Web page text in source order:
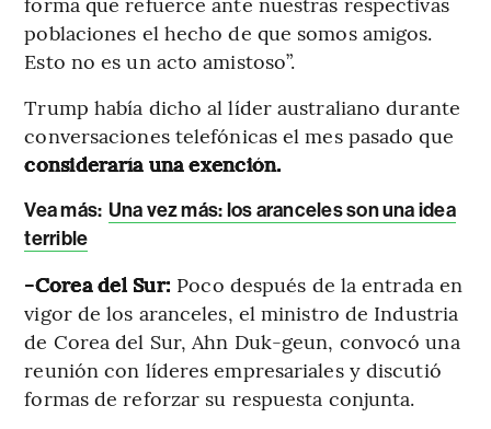
poblaciones el hecho de que somos amigos.
Esto no es un acto amistoso”.
Trump había dicho al líder australiano durante
conversaciones telefónicas el mes pasado que
consideraría una exención.
Vea más: Una vez más: los aranceles son una idea
terrible
-Corea del Sur: Poco después de la entrada en
vigor de los aranceles, el ministro de Industria
de Corea del Sur, Ahn Duk-geun, convocó una
reunión con líderes empresariales y discutió
formas de reforzar su respuesta conjunta.